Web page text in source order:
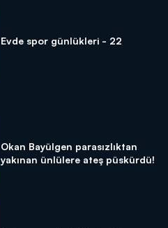
Evde spor günlükleri - 22
Okan Bayülgen parasızlıktan
yakınan ünlülere ateş püskürdü!